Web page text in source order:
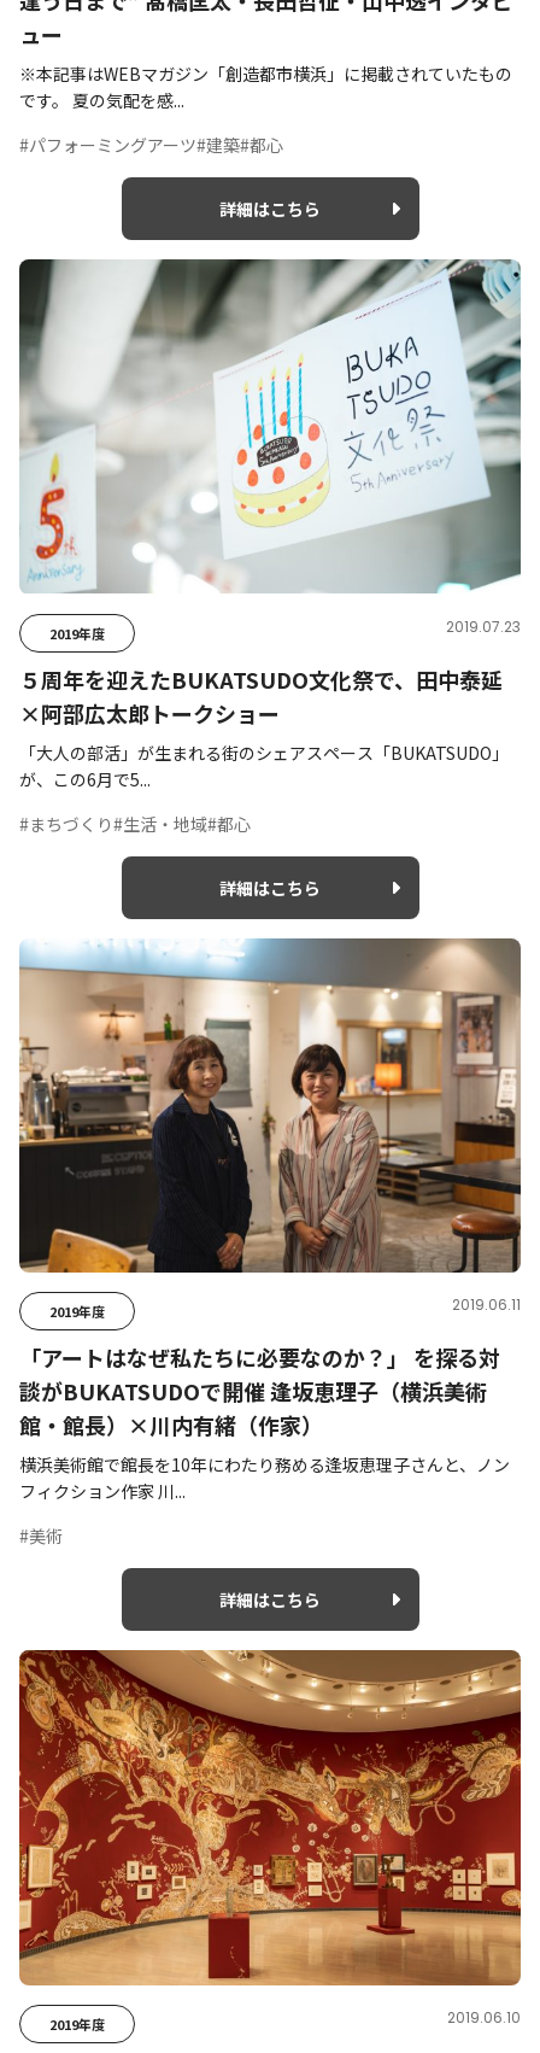
ュー
※本記事はWEBマガジン「創造都市横浜」に掲載されていたもの
です。 夏の気配を感...
#パフォーミングアーツ#建築#都心
詳細はこちら
2019年度 2019.07.23
５周年を迎えたBUKATSUDO文化祭で、田中泰延
×阿部広太郎トークショー
「大人の部活」が生まれる街のシェアスペース「BUKATSUDO」
が、この6月で5...
#まちづくり#生活・地域#都心
詳細はこちら
2019年度 2019.06.11
「アートはなぜ私たちに必要なのか？」 を探る対
談がBUKATSUDOで開催 逢坂恵理子（横浜美術
館・館長）×川内有緒（作家）
横浜美術館で館長を10年にわたり務める逢坂恵理子さんと、ノン
フィクション作家 川...
#美術
詳細はこちら
2019年度 2019.06.10